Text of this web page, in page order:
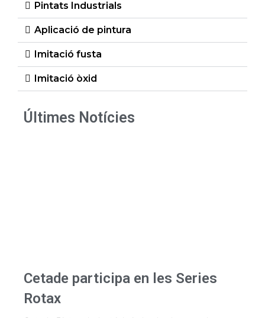
Pintats Industrials
Aplicació de pintura
Imitació fusta
Imitació òxid
Últimes Notícies
Cetade participa en les Series
Rotax